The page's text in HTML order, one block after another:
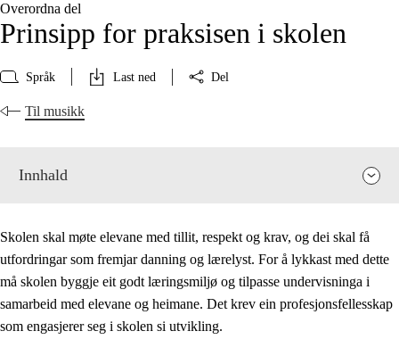
Overordna del
Prinsipp for praksisen i skolen
Språk Last ned Del
Til musikk
Innhald
Skolen skal møte elevane med tillit, respekt og krav, og dei skal få
utfordringar som fremjar danning og lærelyst. For å lykkast med dette
må skolen byggje eit godt læringsmiljø og tilpasse undervisninga i
samarbeid med elevane og heimane. Det krev ein profesjonsfellesskap
som engasjerer seg i skolen si utvikling.